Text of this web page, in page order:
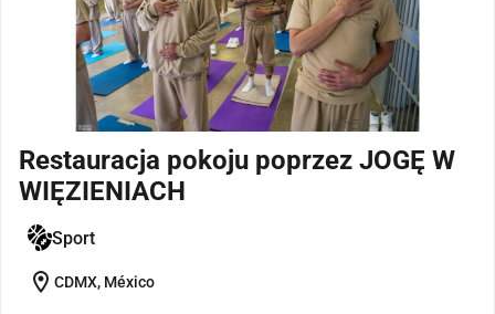
Restauracja pokoju poprzez JOGĘ W
WIĘZIENIACH
Sport
location_on CDMX, México